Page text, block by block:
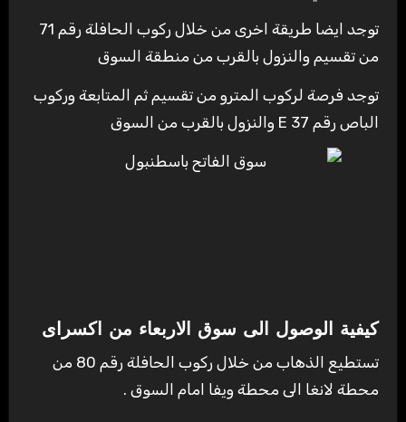
من تقسيم والنزول بالقرب من منطقة السوق
توجد فرصة لركوب المترو من تقسيم ثم المتابعة وركوب
الباص رقم 37 E والنزول بالقرب من السوق
كيفية الوصول الى سوق الاربعاء من اكسراى
تستطيع الذهاب من خلال ركوب الحافلة رقم 80 من
محطة لانغا الى محطة ويفا امام السوق .